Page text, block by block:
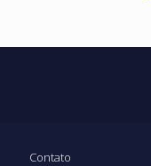
Contato